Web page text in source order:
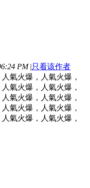
PM |只看该作者
氣火爆，人氣火爆，
氣火爆，人氣火爆，
氣火爆，人氣火爆，
氣火爆，人氣火爆，
氣火爆，人氣火爆，